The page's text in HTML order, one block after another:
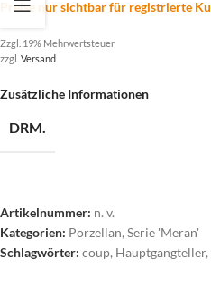
Preise nur sichtbar für registrierte
Zzgl. 19% Mehrwertsteuer
zzgl. Versand
Zusätzliche Informationen
DRM.
Artikelnummer: n. v.
Kategorien: Porzellan, Serie 'Meran'
Schlagwörter: coup, Hauptgangteller,